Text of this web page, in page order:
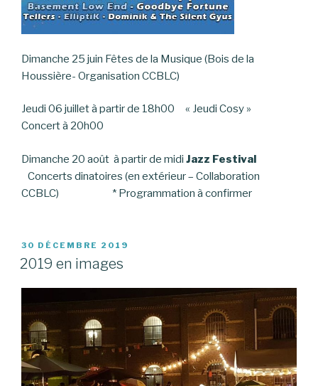
Dimanche 25 juin Fêtes de la Musique (Bois de la
Houssière- Organisation CCBLC)
Jeudi 06 juillet à partir de 18h00 « Jeudi Cosy »
Concert à 20h00
Dimanche 20 août à partir de midi Jazz Festival
Concerts dinatoires (en extérieur – Collaboration
CCBLC) * Programmation à confirmer
PUBLIÉ
LE
30 DÉCEMBRE 2019
2019 en images